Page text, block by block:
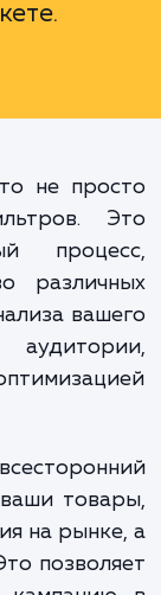
и
от
это не